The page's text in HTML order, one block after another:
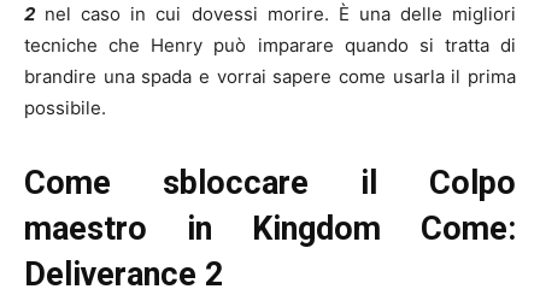
2 nel caso in cui dovessi morire. È una delle migliori
tecniche che Henry può imparare quando si tratta di
brandire una spada e vorrai sapere come usarla il prima
possibile.
Come sbloccare il Colpo
maestro in Kingdom Come:
Deliverance 2